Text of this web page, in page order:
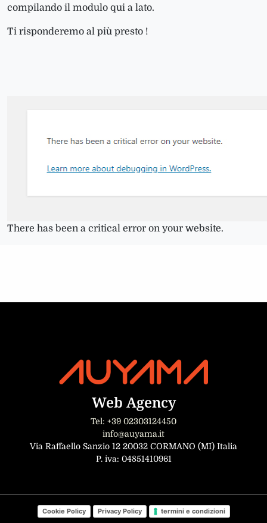
compilando il modulo qui a lato.
Ti risponderemo al più presto !
There has been a critical error on your website.
Web Agency
Tel: +39 02303124450
info@auyama.it
Via Raffaello Sanzio 12 20032 CORMANO (MI) Italia
P. iva: 04851410961
Cookie Policy Privacy Policy termini e condizioni